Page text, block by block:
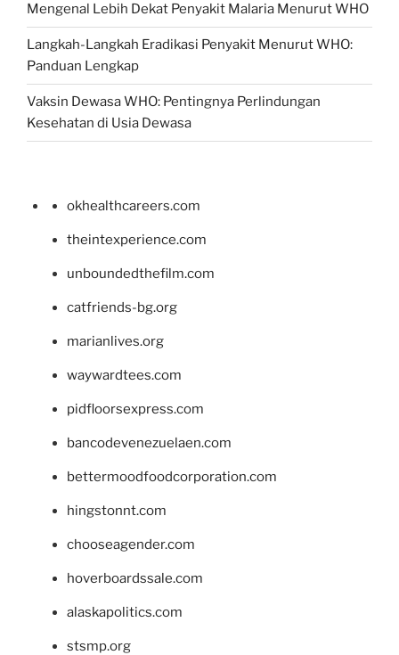
Mengenal Lebih Dekat Penyakit Malaria Menurut WHO
Langkah-Langkah Eradikasi Penyakit Menurut WHO:
Panduan Lengkap
Vaksin Dewasa WHO: Pentingnya Perlindungan
Kesehatan di Usia Dewasa
okhealthcareers.com
theintexperience.com
unboundedthefilm.com
catfriends-bg.org
marianlives.org
waywardtees.com
pidfloorsexpress.com
bancodevenezuelaen.com
bettermoodfoodcorporation.com
hingstonnt.com
chooseagender.com
hoverboardssale.com
alaskapolitics.com
stsmp.org